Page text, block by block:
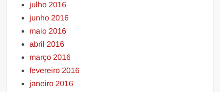
julho 2016
junho 2016
maio 2016
abril 2016
março 2016
fevereiro 2016
janeiro 2016